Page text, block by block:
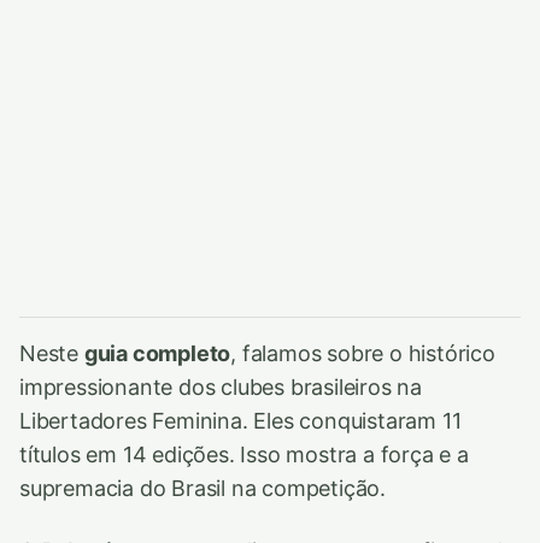
Neste guia completo, falamos sobre o histórico
impressionante dos clubes brasileiros na
Libertadores Feminina. Eles conquistaram 11
títulos em 14 edições. Isso mostra a força e a
supremacia do Brasil na competição.